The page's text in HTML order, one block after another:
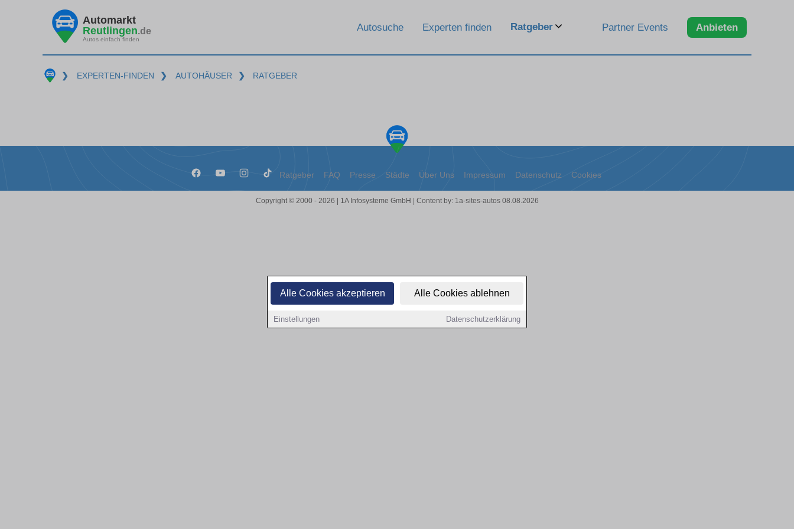
Alle Cookies akzeptieren Alle Cookies ablehnen
Einstellungen Datenschutzerklärung
Automarkt
Reutlingen.de
Autos einfach finden
Autosuche Experten finden Ratgeber Partner Events Anbieten
❯ EXPERTEN-FINDEN ❯ AUTOHÄUSER ❯ RATGEBER
Ratgeber FAQ Presse Städte Über Uns Impressum Datenschutz Cookies
Copyright © 2000 - 2026 | 1A Infosysteme GmbH | Content by: 1a-sites-autos 08.08.2026